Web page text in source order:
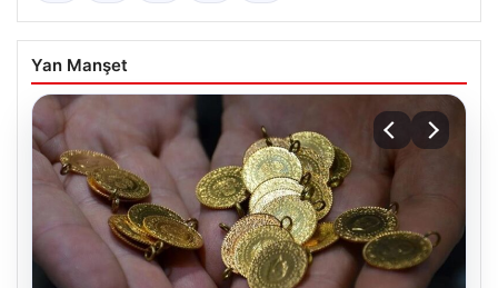
Yan Manşet